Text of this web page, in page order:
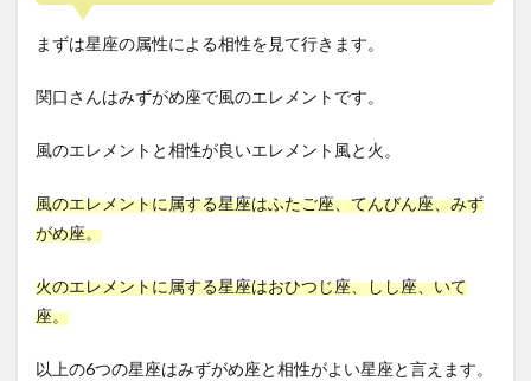
まずは星座の属性による相性を見て行きます。
関口さんはみずがめ座で風のエレメントです。
風のエレメントと相性が良いエレメント風と火。
風のエレメントに属する星座はふたご座、てんびん座、みず
がめ座。
火のエレメントに属する星座はおひつじ座、しし座、いて
座。
以上の6つの星座はみずがめ座と相性がよい星座と言えます。